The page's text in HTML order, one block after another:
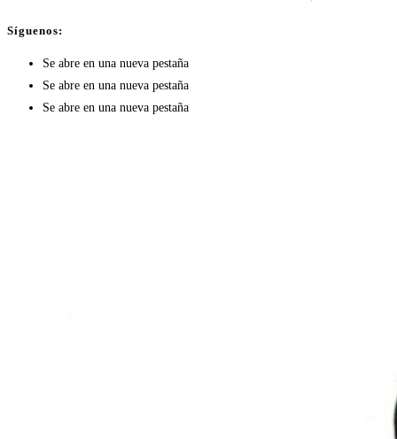
Síguenos:
Se abre en una nueva pestaña
Se abre en una nueva pestaña
Se abre en una nueva pestaña